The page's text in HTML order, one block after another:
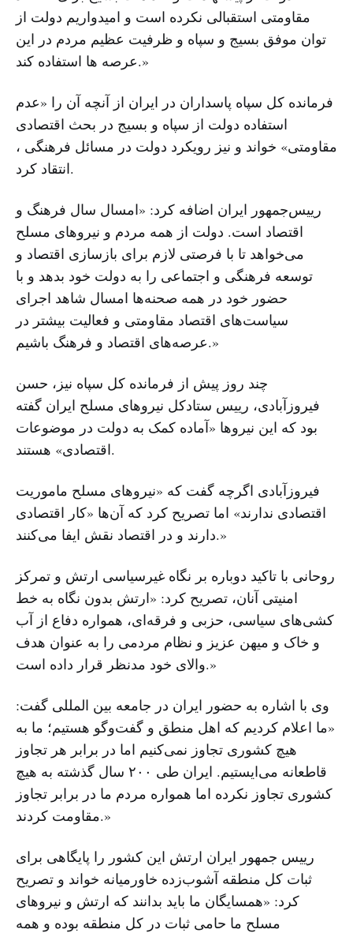
مقاومتی استقبالی نکرده است و امیدواریم دولت از
توان موفق بسیج و سپاه و ظرفیت عظیم مردم در این
عرصه ها استفاده کند.»
فرمانده کل سپاه پاسداران در ایران از آنچه آن را «عدم
استفاده دولت از سپاه و بسیج در بحث اقتصادی
مقاومتی» خواند و نیز رویکرد دولت در مسائل فرهنگی ،
انتقاد کرد.
رییس‌جمهور ایران اضافه کرد: «امسال سال فرهنگ و
اقتصاد است. دولت از همه مردم و نیروهای مسلح
می‌خواهد تا با فرصتی لازم برای بازسازی اقتصاد و
توسعه فرهنگی و اجتماعی را به دولت خود بدهد و با
حضور خود در همه صحنه‌ها امسال شاهد اجرای
سیاست‌های اقتصاد مقاومتی و فعالیت بیشتر در
عرصه‌های اقتصاد و فرهنگ باشیم.»
چند روز پیش از فرمانده کل سپاه نیز، حسن
فیروزآبادی، رییس ستادکل نیروهای مسلح ایران گفته
بود که این نیرو‌ها «آماده کمک به دولت در موضوعات
اقتصادی» هستند.
فیروزآبادی اگرچه گفت که «نیروهای مسلح ماموریت
اقتصادی ندارند» اما تصریح کرد که آن‌ها «کار اقتصادی
دارند و در اقتصاد نقش ایفا می‌کنند.»
روحانی با تاکید دوباره بر نگاه غیرسیاسی ارتش و تمرکز
امنیتی آنان، تصریح کرد: «ارتش بدون نگاه به خط
کشی‌های سیاسی، حزبی و فرقه‌ای، همواره دفاع از آب
و خاک و میهن عزیز و نظام مردمی را به عنوان هدف
والای خود مدنظر قرار داده است.»
وی با اشاره به حضور ایران در جامعه بین المللی گفت:
«ما اعلام کردیم که اهل منطق و گفت‌وگو هستیم؛ ما به
هیچ کشوری تجاوز نمی‌کنیم اما در برابر هر تجاوز
قاطعانه می‌ایستیم. ایران طی ۲۰۰ سال گذشته به هیچ
کشوری تجاوز نکرده اما همواره مردم ما در برابر تجاوز
مقاومت کردند.»
رییس جمهور ایران ارتش این کشور را پایگاهی برای
ثبات کل منطقه آشوب‌زده خاورمیانه خواند و تصریح
کرد: «همسایگان ما باید بدانند که ارتش و نیروهای
مسلح ما حامی ثبات در کل منطقه بوده و همه